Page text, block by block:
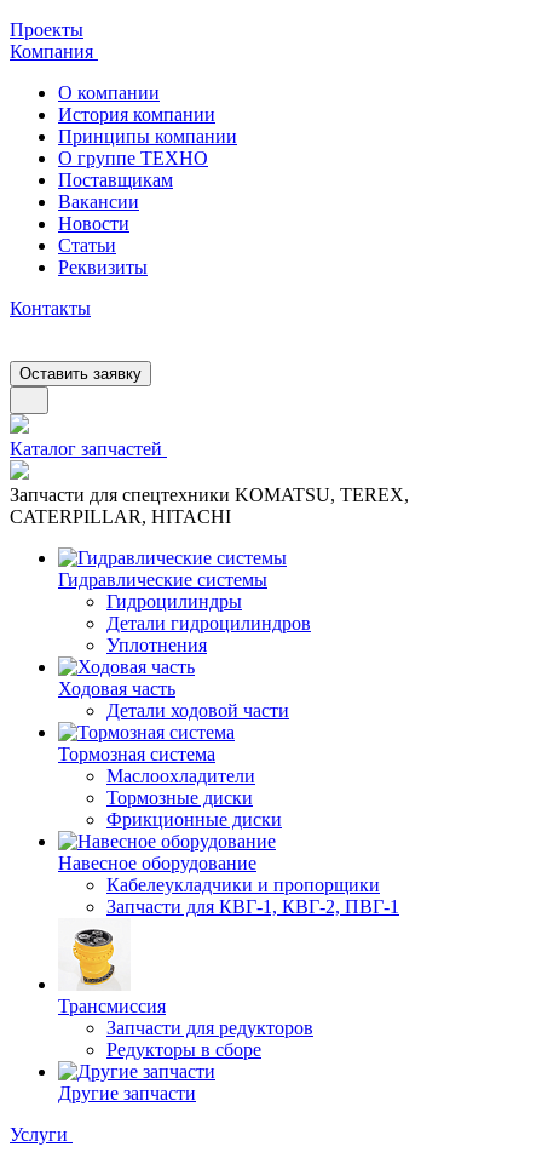
Проекты
Компания
О компании
История компании
Принципы компании
О группе ТЕХНО
Поставщикам
Вакансии
Новости
Статьи
Реквизиты
Контакты
Оставить заявку
Каталог запчастей
Запчасти для спецтехники KOMATSU, TEREX,
CATERPILLAR, HITACHI
Гидравлические системы
Гидроцилиндры
Детали гидроцилиндров
Уплотнения
Ходовая часть
Детали ходовой части
Тормозная система
Маслоохладители
Тормозные диски
Фрикционные диски
Навесное оборудование
Кабелеукладчики и пропорщики
Запчасти для КВГ-1, КВГ-2, ПВГ-1
Трансмиссия
Запчасти для редукторов
Редукторы в сборе
Другие запчасти
Услуги